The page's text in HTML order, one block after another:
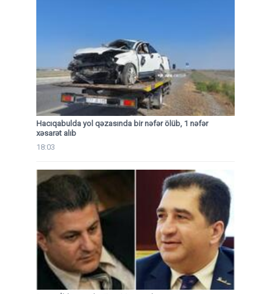
Hacıqabulda yol qəzasında bir nəfər ölüb, 1 nəfər
xəsarət alıb
18:03